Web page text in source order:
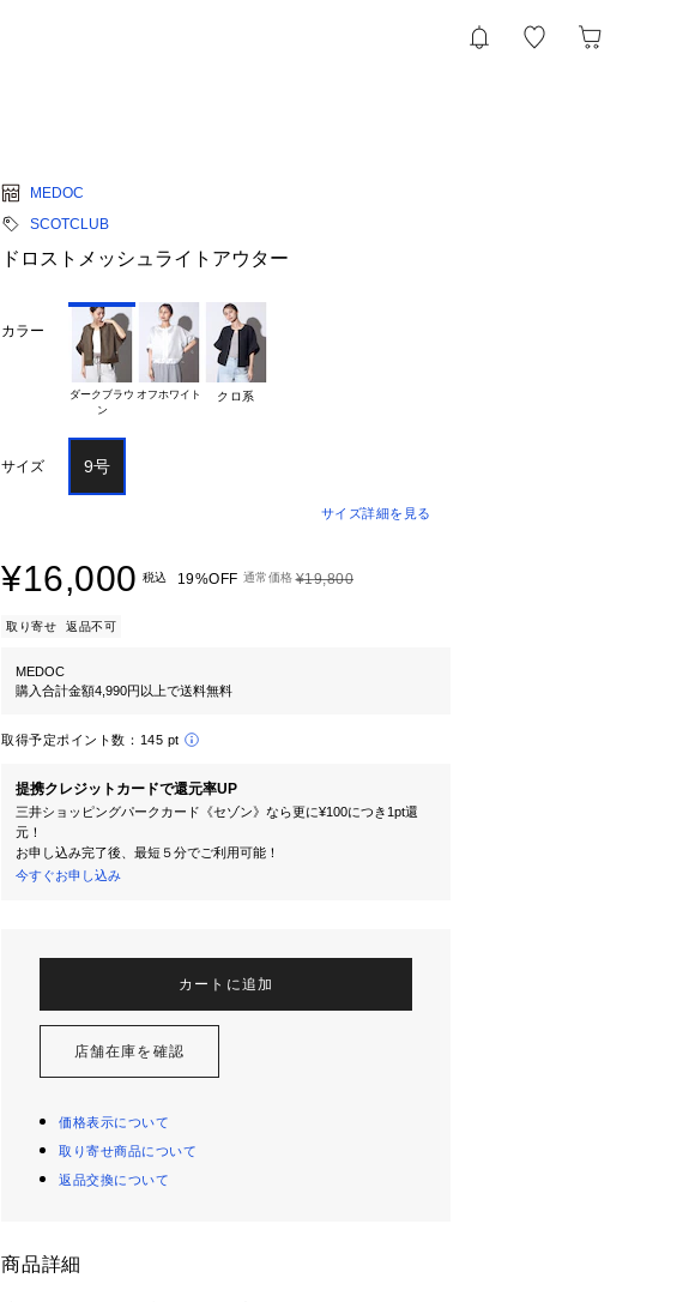
MEDOC
SCOTCLUB
ドロストメッシュライトアウター
カラー
ダークブラウ オフホワイト クロ系
サイズ 9号
サイズ詳細を見る
¥16,000 税込 19%OFF 通常価格 ¥19,800
取り寄せ 返品不可
MEDOC
購入合計金額4,990円以上で送料無料
取得予定ポイント数： 145 pt
提携クレジットカードで還元率UP
三井ショッピングパークカード《セゾン》なら更に¥100につき1pt還
元！
お申し込み完了後、最短５分でご利用可能！
今すぐお申し込み
カートに追加
店舗在庫を確認
価格表示について
取り寄せ商品について
返品交換について
商品詳細